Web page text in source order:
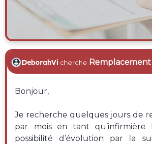
DeborahVi cherche Remplacement
Bonjour,
Je recherche quelques jours de
par mois en tant qu’infirmière
possibilité d’évolution par la